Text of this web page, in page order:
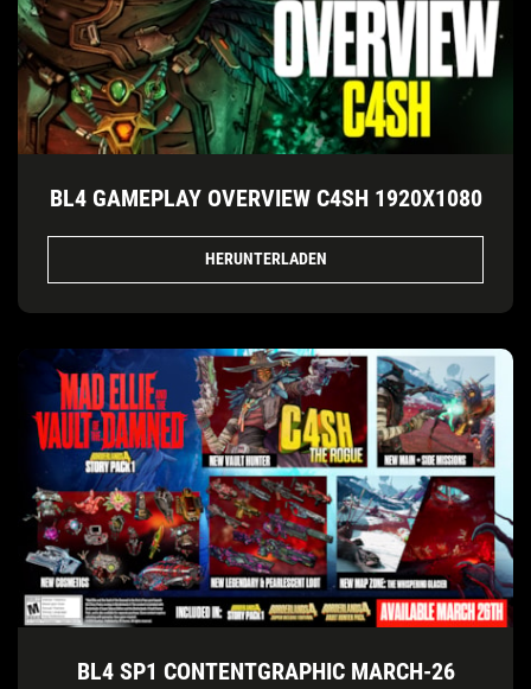
BL4 GAMEPLAY OVERVIEW C4SH 1920X1080
HERUNTERLADEN
BL4 SP1 CONTENTGRAPHIC MARCH-26